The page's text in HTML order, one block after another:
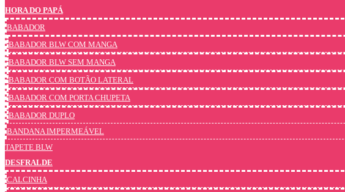
HORA DO PAPÁ
BABADOR
BABADOR BLW COM MANGA
BABADOR BLW SEM MANGA
BABADOR COM BOTÃO LATERAL
BABADOR COM PORTA CHUPETA
BABADOR DUPLO
BANDANA IMPERMEÁVEL
TAPETE BLW
DESFRALDE
CALCINHA